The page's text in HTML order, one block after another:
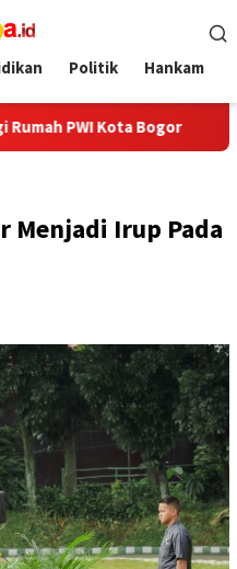
Politik Hankam
Bogor Hadiri HUT
Menjadi Irup Pada